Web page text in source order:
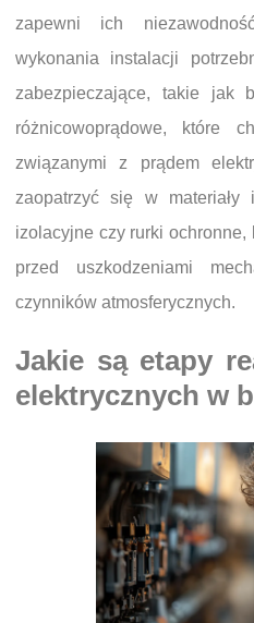
zapewni ich
wykonania instalacji
zabezpieczające, takie jak
różnicowoprądowe, które
związanymi z prądem
zaopatrzyć się w
izolacyjne czy rurki
przed uszkodzeniami
czynników atmosferycznych.
Jakie są etapy
elektrycznych w